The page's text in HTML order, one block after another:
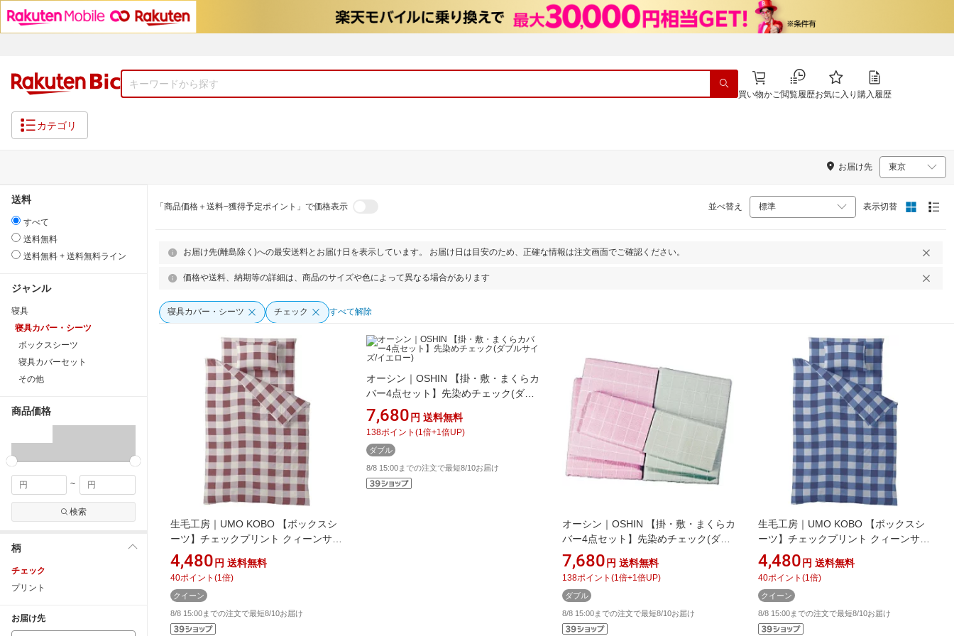
買い物かご閲覧履歴お気に入り 購入履歴
カテゴリ
お届け先
送料
すべて
送料無料
送料無料 + 送料無料ライン
ジャンル
寝具
寝具カバー・シーツ
ボックスシーツ
寝具カバーセット
その他
商品価格
~
検索
柄
チェック
プリント
お届け先
「商品価格＋送料−獲得予定ポイント」で価格表示 並べ替え 表示切替
お届け先(離島除く)への最安送料とお届け日を表示しています。 お届け日は目安のため、正確な情報は注文画面でご確認ください。
価格や送料、納期等の詳細は、商品のサイズや色によって異なる場合があります
寝具カバー・シーツ チェック すべて解除
生毛工房｜UMO KOBO 【ボックスシ
ーツ】チェックプリント クィーンサイ
ズ(綿100%/170×200×30cm/ピンク)
[UMK33BQPK]
4,480 円 送料無料
40ポイント (1 倍)
クイーン
8/8 15:00までの注文で最短8/10お届け
オーシン｜OSHIN 【掛・敷・まくらカ
バー4点セット】先染めチェック(ダブ
ルサイズ/イエロー)
7,680 円 送料無料
138ポイント (1 倍+1 倍UP)
ダブル
8/8 15:00までの注文で最短8/10お届け
オーシン｜OSHIN 【掛・敷・まくらカ
バー4点セット】先染めチェック(ダブ
ルサイズ/ピンク)
7,680 円 送料無料
138ポイント (1 倍+1 倍UP)
ダブル
8/8 15:00までの注文で最短8/10お届け
生毛工房｜UMO KOBO 【ボックスシ
ーツ】チェックプリント クィーンサイ
ズ(綿100%/170×200×30cm/ブルー)
[UMK33BQBL]
4,480 円 送料無料
40ポイント (1 倍)
クイーン
8/8 15:00までの注文で最短8/10お届け